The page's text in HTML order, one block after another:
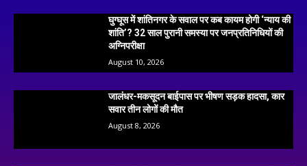
घुग्घूस में शांतिनगर के सवाल पर कब कायम होगी ‘न्याय की
शांति’? 32 साल पुरानी समस्या पर जनप्रतिनिधियों की
अग्निपरीक्षा
August 10, 2026
जालंधर-मकसूदन बाईपास पर भीषण सड़क हादसा, कार
सवार तीन लोगों की मौत
August 8, 2026